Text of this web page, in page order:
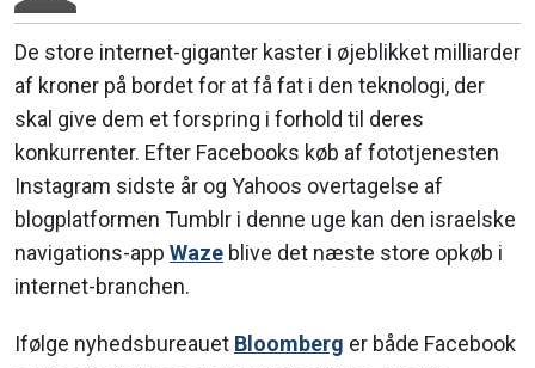
De store internet-giganter kaster i øjeblikket milliarder
af kroner på bordet for at få fat i den teknologi, der
skal give dem et forspring i forhold til deres
konkurrenter. Efter Facebooks køb af fototjenesten
Instagram sidste år og Yahoos overtagelse af
blogplatformen Tumblr i denne uge kan den israelske
navigations-app Waze blive det næste store opkøb i
internet-branchen.
Ifølge nyhedsbureauet Bloomberg er både Facebook